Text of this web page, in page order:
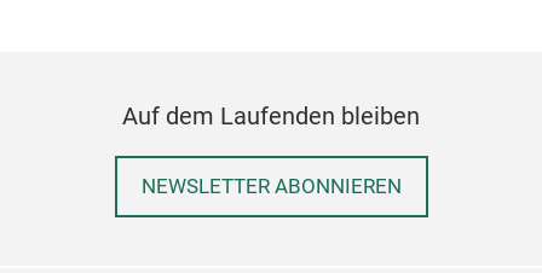
Auf dem Laufenden bleiben
NEWSLETTER ABONNIEREN